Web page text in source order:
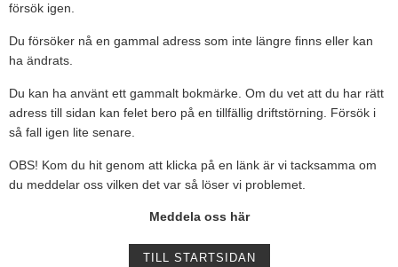
Tohatsu - Utombordare
TK Trailer
Volvo Penta Servicedelar
Yanmar Servicedelar
försök igen.
Du försöker nå en gammal adress som inte längre finns eller kan
ha ändrats.
Du kan ha använt ett gammalt bokmärke. Om du vet att du har rätt
adress till sidan kan felet bero på en tillfällig driftstörning. Försök i
så fall igen lite senare.
OBS! Kom du hit genom att klicka på en länk är vi tacksamma om
du meddelar oss vilken det var så löser vi problemet.
Meddela oss här
TILL STARTSIDAN